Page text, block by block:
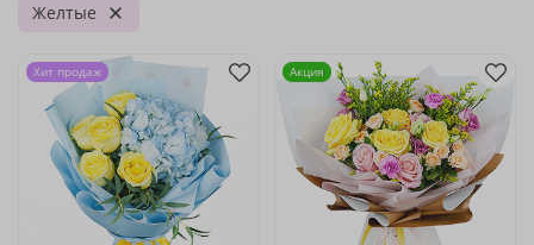
Желтые
Хит продаж Акция